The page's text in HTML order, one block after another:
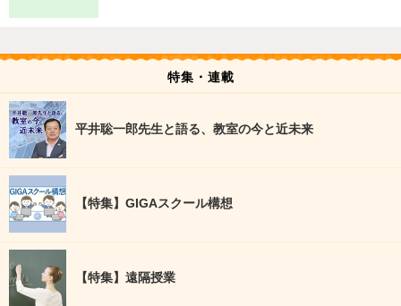
特集・連載
平井聡一郎先生と語る、教室の今と近未来
【特集】GIGAスクール構想
【特集】遠隔授業